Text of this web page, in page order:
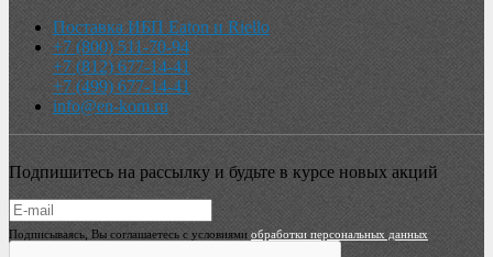
Поставка ИБП Eaton и Riello
+7 (800) 511-70-94
+7 (812) 677-14-41
+7 (499) 677-14-41
info@en-kom.ru
Подпишитесь на рассылку и будьте в курсе новых акций
Подписываясь, Вы соглашаетесь с условиями обработки персональных данных